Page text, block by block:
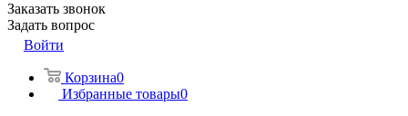
Заказать звонок
Задать вопрос
Войти
Корзина0
Избранные товары0